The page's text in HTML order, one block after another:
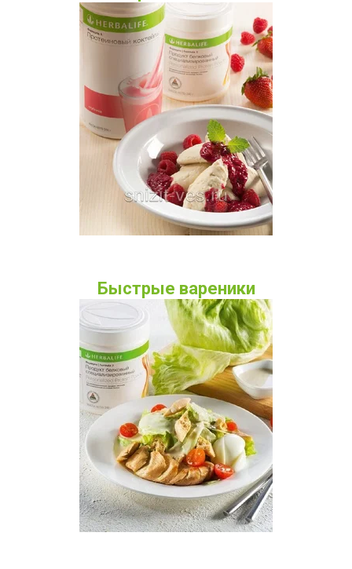
Быстрые вареники